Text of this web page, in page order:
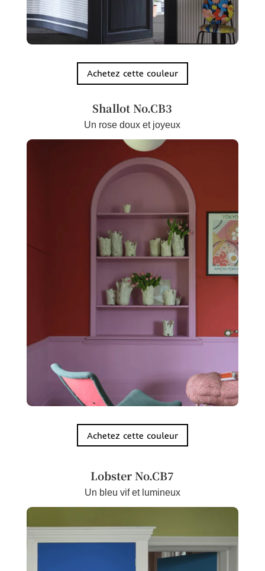
Achetez cette couleur
Shallot No.CB3
Un rose doux et joyeux
Achetez cette couleur
Lobster No.CB7
Un bleu vif et lumineux